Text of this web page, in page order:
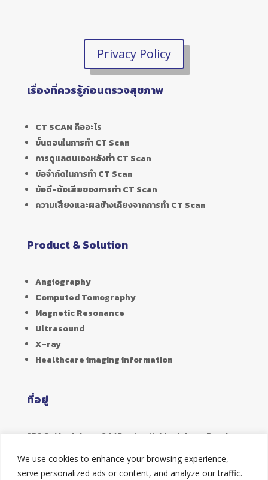
We use cookies to enhance your browsing experience,
serve personalized ads or content, and analyze our traffic.
Privacy Policy
เรื่องที่ควรรู้ก่อนตรวจสุขภาพ
CT SCAN คืออะไร
ขั้นตอนในการทำ CT Scan
การดูแลตนเองหลังทำ CT Scan
ข้อจำกัดในการทำ CT Scan
ข้อดี-ข้อเสียของการทำ CT Scan
ความเสี่ยงและผลข้างเคียงจากการทำ CT Scan
Product & Solution
Angiography
Computed Tomography
Magnetic Resonance
Ultrasound
X-ray
Healthcare imaging information
ที่อยู่
356 Soi Ladphrao 94 (Panjamitr) Ladphrao Road,
Wangthonglang, Bangkok 10310